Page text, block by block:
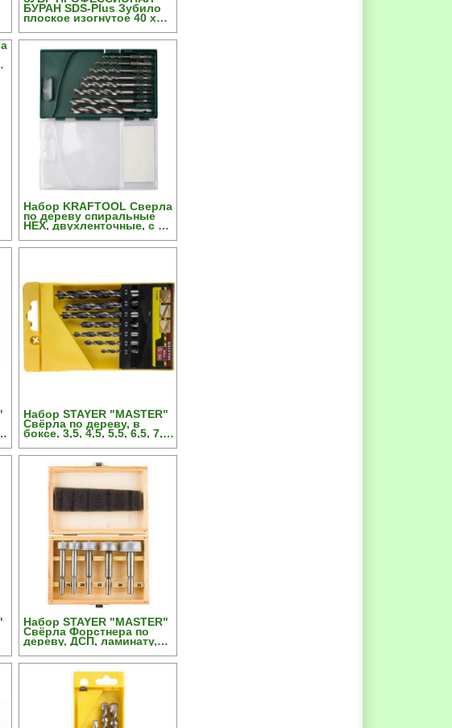
БУРАН SDS-Plus Зубило
плоское изогнутое 40 х
Набор KRAFTOOL Сверла
по дереву спиральные
HEX, двухленточные, с W-
шестигран. хвостовик, в
Набор STAYER "MASTER"
Свёрла по дереву, в
боксе, 3,5, 4,5, 5,5, 6,5, 7,5,
Набор STAYER "MASTER"
Свёрла Форстнера по
дереву, ДСП, ламинату,